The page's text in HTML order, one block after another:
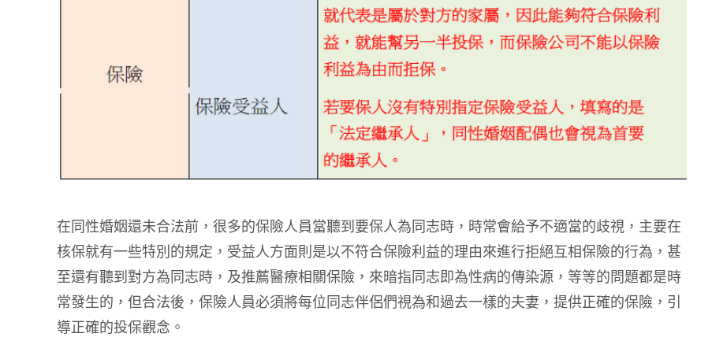
在同性婚姻還未合法前，很多的保險人員當聽到要保人為同志時，時常會給予不適當的歧視，主要在
核保就有一些特別的規定，受益人方面則是以不符合保險利益的理由來進行拒絕互相保險的行為，甚
至還有聽到對方為同志時，及推薦醫療相關保險，來暗指同志即為性病的傳染源，等等的問題都是時
常發生的，但合法後，保險人員必須將每位同志伴侶們視為和過去一樣的夫妻，提供正確的保險，引
導正確的投保觀念。